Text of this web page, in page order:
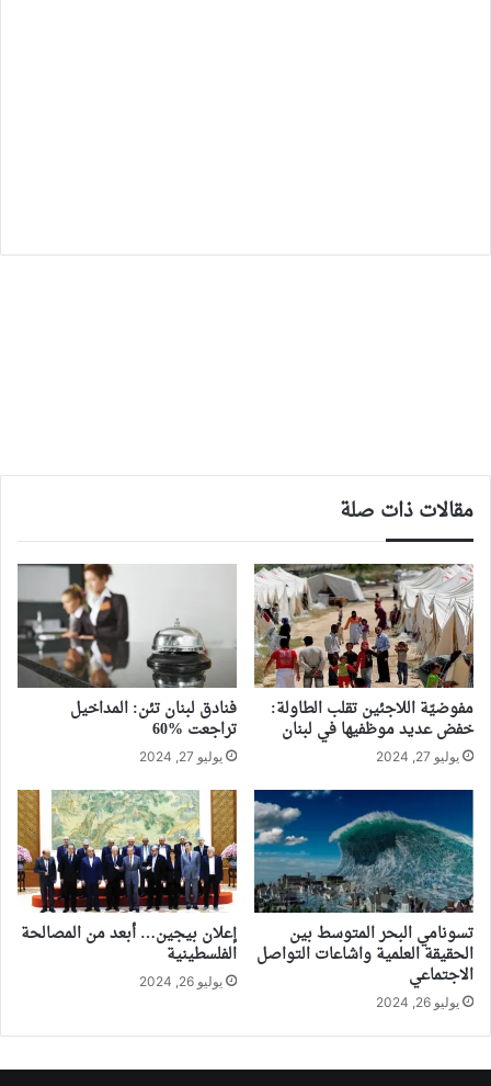
مقالات ذات صلة
مفوضيّة اللاجئين تقلب الطاولة:
خفض عديد موظفيها في لبنان
يوليو 27, 2024
فنادق لبنان تئن: المداخيل
تراجعت %60
يوليو 27, 2024
تسونامي البحر المتوسط بين
الحقيقة العلمية واشاعات التواصل
الاجتماعي
يوليو 26, 2024
إعلان بيجين… أبعد من المصالحة
الفلسطينية
يوليو 26, 2024